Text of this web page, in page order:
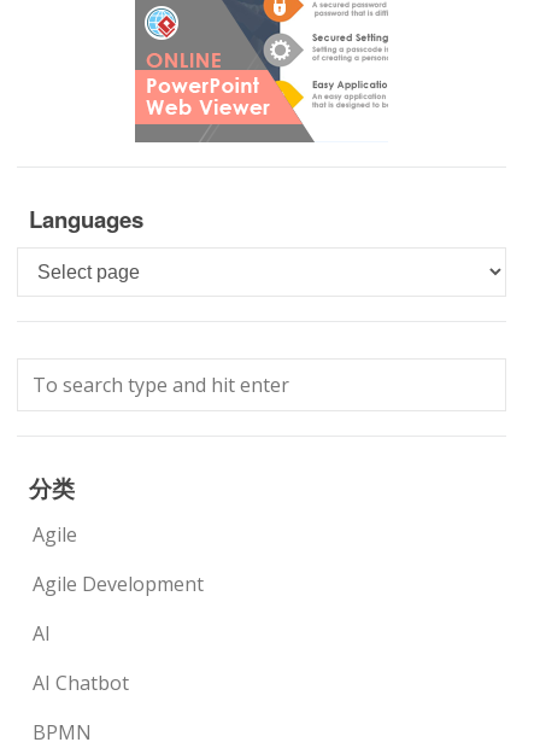
Languages
Languages
分类
Agile
Agile Development
AI
AI Chatbot
BPMN